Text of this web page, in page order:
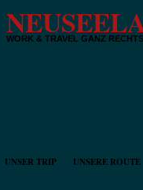
WORK & TRAVEL GANZ
UNSER TRIP UNSERE ROUTE